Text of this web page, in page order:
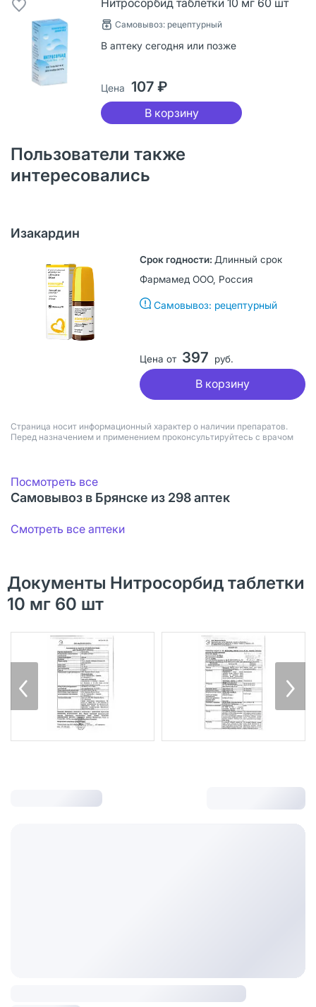
Самовывоз: рецептурный
В аптеку сегодня или позже
Цена 107 ₽
В корзину
Пользователи также
интересовались
Изакардин
Длинный срок
Фармамед ООО, Россия
Самовывоз: рецептурный
Цена от 397 руб.
В корзину
Страница носит информационный характер о наличии препаратов.
Перед назначением и применением проконсультируйтесь с врачом
Посмотреть все
Самовывоз в Брянске из 298 аптек
Смотреть все аптеки
Документы Нитросорбид таблетки
10 мг 60 шт